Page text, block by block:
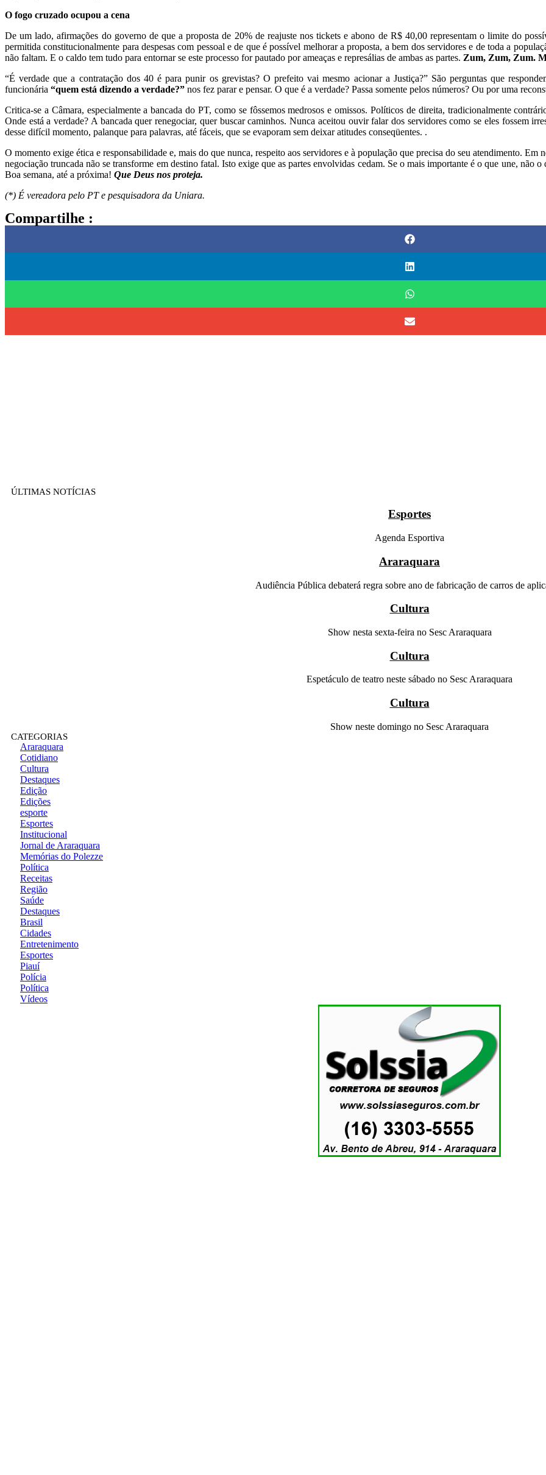
O fogo cruzado ocupou a cena
De um lado, afirmações do governo de que a proposta de 20% de reajuste nos tickets e abono de R$ 40,00 representam o limite do
permitida constitucionalmente para despesas com pessoal e de que é possível melhorar a proposta, a bem dos servidores e de toda a
não faltam. E o caldo tem tudo para entornar se este processo for pautado por ameaças e represálias de ambas as partes. Zum, Zum, Zum.
“É verdade que a contratação dos 40 é para punir os grevistas? O prefeito vai mesmo acionar a Justiça?” São perguntas que
funcionária “quem está dizendo a verdade?” nos fez parar e pensar. O que é a verdade? Passa somente pelos números? Ou por uma
Critica-se a Câmara, especialmente a bancada do PT, como se fôssemos medrosos e omissos. Políticos de direita, tradicionalmente
Onde está a verdade? A bancada quer renegociar, quer buscar caminhos. Nunca aceitou ouvir falar dos servidores como se eles fossem
desse difícil momento, palanque para palavras, até fáceis, que se evaporam sem deixar atitudes conseqüentes. .
O momento exige ética e responsabilidade e, mais do que nunca, respeito aos servidores e à população que precisa do seu atendimento.
negociação truncada não se transforme em destino fatal. Isto exige que as partes envolvidas cedam. Se o mais importante é o que une, não
Boa semana, até a próxima! Que Deus nos proteja.
(*) É vereadora pelo PT e pesquisadora da Uniara.
Compartilhe :
ÚLTIMAS NOTÍCIAS
Esportes
Agenda Esportiva
Araraquara
Audiência Pública debaterá regra sobre ano de fabricação de carros de
Cultura
Show nesta sexta-feira no Sesc Araraquara
Cultura
Espetáculo de teatro neste sábado no Sesc Araraquara
Cultura
Show neste domingo no Sesc Araraquara
CATEGORIAS
Araraquara
Cotidiano
Cultura
Destaques
Edição
Edições
esporte
Esportes
Institucional
Jornal de Araraquara
Memórias do Polezze
Política
Receitas
Região
Saúde
Destaques
Brasil
Cidades
Entretenimento
Esportes
Piauí
Polícia
Política
Vídeos